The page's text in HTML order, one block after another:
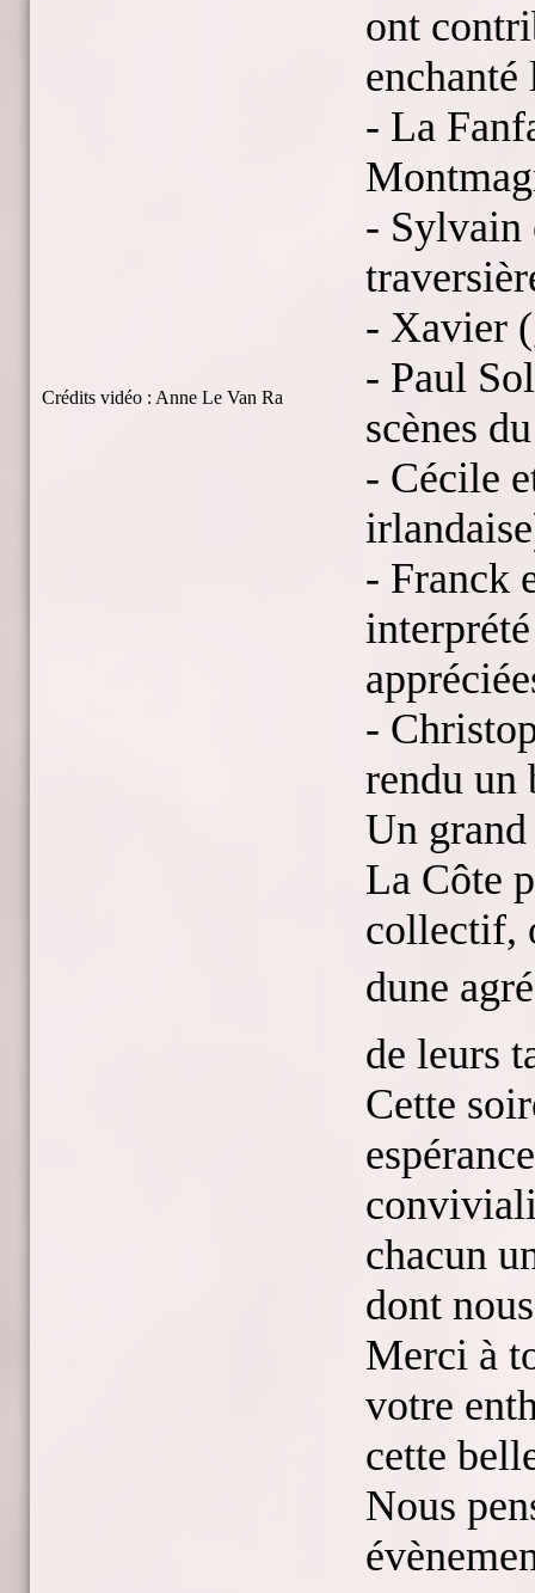
Crédits vidéo : Anne Le Van Ra
ont
- La
- Sylvain
- Xavier
- Paul
scènes
- Cécile
- Franck
-
rendu un
Un
La Côte
collectif,
dune
de leurs
Cette
chacun
dont
Merci à
votre
cette
Nous